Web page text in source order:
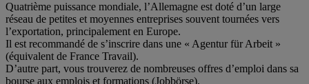
Quatrième puissance mondiale, l’Allemagne est doté d’un large
réseau de petites et moyennes entreprises souvent tournées vers
l’exportation, principalement en Europe.
Il est recommandé de s’inscrire dans une « Agentur für Arbeit »
(équivalent de France Travail).
D’autre part, vous trouverez de nombreuses offres d’emploi dans sa
bourse aux emplois et formations (Jobbörse).